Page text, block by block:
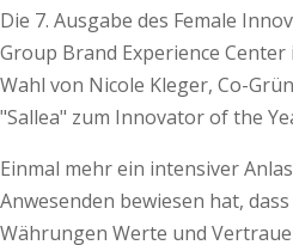
Die 7. Ausgabe des Female
Group Brand Experience
Wahl von Nicole Kleger, Co-
"Sallea" zum Innovator of the
Einmal mehr ein intensiver
Anwesenden bewiesen hat,
Währungen Werte und